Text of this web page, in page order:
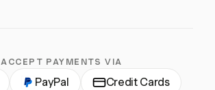
ACCEPT PAYMENTS VIA
PayPal Credit Cards